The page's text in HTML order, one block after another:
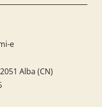
e
Alba (CN)